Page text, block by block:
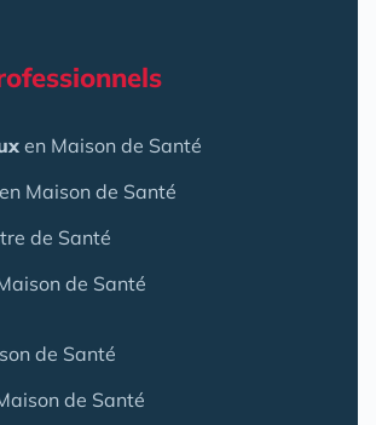
en Maison de Santé
en Maison de Santé
de Santé
de Santé
de Santé
de Santé